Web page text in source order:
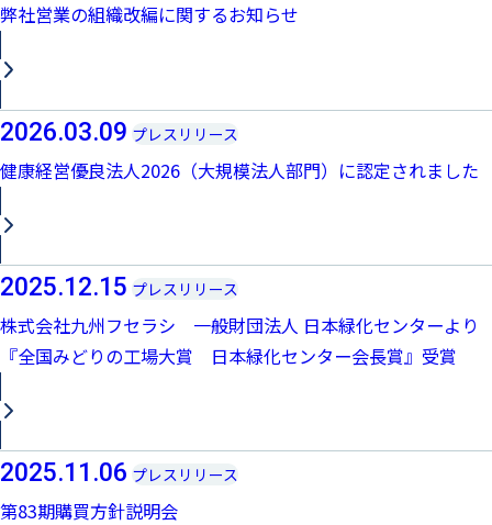
弊社営業の組織改編に関するお知らせ
2026.03.09 プレスリリース
健康経営優良法人2026（大規模法人部門）に認定されました
2025.12.15 プレスリリース
株式会社九州フセラシ 一般財団法人 日本緑化センターより
『全国みどりの工場大賞 日本緑化センター会長賞』受賞
2025.11.06 プレスリリース
第83期購買方針説明会